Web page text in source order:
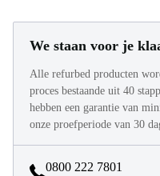
We staan voor je
Alle refurbed producten
proces bestaande uit 40
hebben een garantie van
onze proefperiode van 30
0800 222 7801